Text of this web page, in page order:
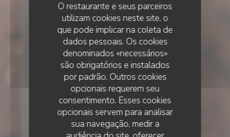
O restaurante e seus parceiros
utilizam cookies neste site, o
que pode implicar na coleta de
dados pessoais. Os cookies
denominados «necessários»
são obrigatórios e instalados
por padrão. Outros cookies
opcionais requerem seu
consentimento. Esses cookies
opcionais servem para analisar
sua navegação, medir a